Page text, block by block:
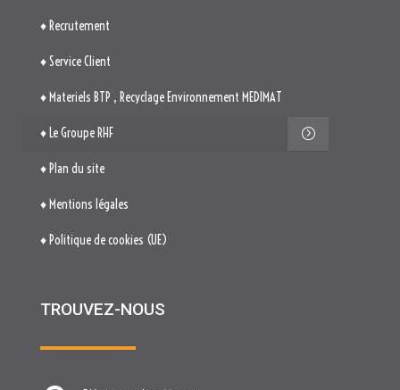
♦ Recrutement
♦ Service Client
♦ Materiels BTP , Recyclage Environnement MEDIMAT
♦ Le Groupe RHF
♦ Plan du site
♦ Mentions légales
♦ Politique de cookies (UE)
TROUVEZ-NOUS